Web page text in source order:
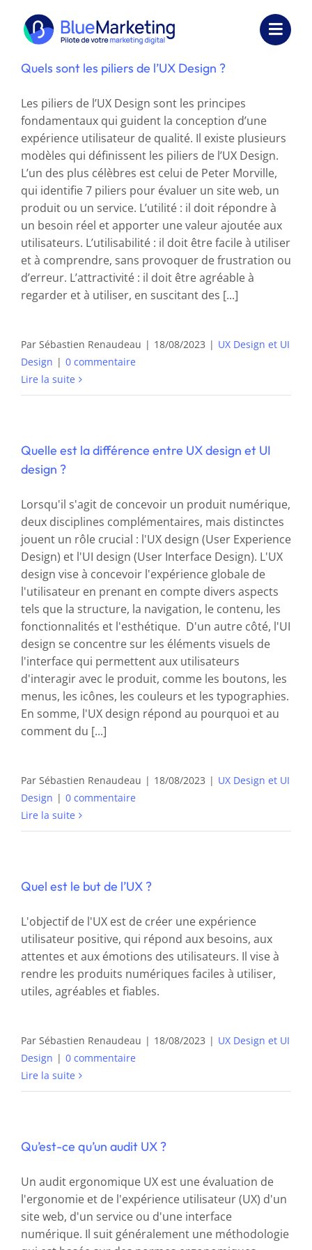
contenu
Expertises
Formations
Externalisation
Réalisations
Ressources
Société
Nous contacter
Quels sont les piliers de l’UX Design ?
Les piliers de l’UX Design sont les principes
fondamentaux qui guident la conception d’une
expérience utilisateur de qualité. Il existe plusieurs
modèles qui définissent les piliers de l’UX Design.
L’un des plus célèbres est celui de Peter Morville,
qui identifie 7 piliers pour évaluer un site web, un
produit ou un service. L’utilité : il doit répondre à
un besoin réel et apporter une valeur ajoutée aux
utilisateurs. L’utilisabilité : il doit être facile à utiliser
et à comprendre, sans provoquer de frustration ou
d’erreur. L’attractivité : il doit être agréable à
regarder et à utiliser, en suscitant des [...]
Par Sébastien Renaudeau | 18/08/2023 | UX Design et UI
Design | 0 commentaire
Lire la suite
Quelle est la différence entre UX design et UI
design ?
Lorsqu'il s'agit de concevoir un produit numérique,
deux disciplines complémentaires, mais distinctes
jouent un rôle crucial : l'UX design (User Experience
Design) et l'UI design (User Interface Design). L'UX
design vise à concevoir l'expérience globale de
l'utilisateur en prenant en compte divers aspects
tels que la structure, la navigation, le contenu, les
fonctionnalités et l'esthétique. D'un autre côté, l'UI
design se concentre sur les éléments visuels de
l'interface qui permettent aux utilisateurs
d'interagir avec le produit, comme les boutons, les
menus, les icônes, les couleurs et les typographies.
En somme, l'UX design répond au pourquoi et au
comment du [...]
Par Sébastien Renaudeau | 18/08/2023 | UX Design et UI
Design | 0 commentaire
Lire la suite
Quel est le but de l’UX ?
L'objectif de l'UX est de créer une expérience
utilisateur positive, qui répond aux besoins, aux
attentes et aux émotions des utilisateurs. Il vise à
rendre les produits numériques faciles à utiliser,
utiles, agréables et fiables.
Par Sébastien Renaudeau | 18/08/2023 | UX Design et UI
Design | 0 commentaire
Lire la suite
Qu’est-ce qu’un audit UX ?
Un audit ergonomique UX est une évaluation de
l'ergonomie et de l'expérience utilisateur (UX) d'un
site web, d'un service ou d'une interface
numérique. Il suit généralement une méthodologie